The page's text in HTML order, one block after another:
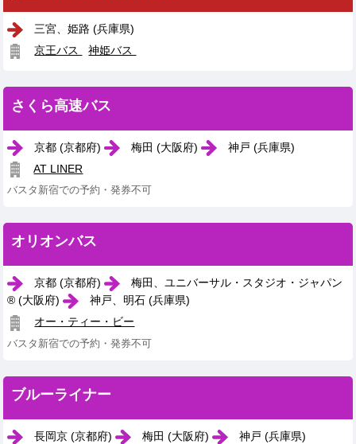
三宮、姫路 (兵庫県)
京王バス
神姫バス
さくら高速バス
京都 (京都府) 梅田 (大阪府)
神戸 (兵庫県)
AT LINER
バスタ新宿での予約・発券不可
オリオンバス
京都 (京都府)
梅田、ユニバーサル・スタジオ・ジャパン
® (大阪府)
神戸、明石 (兵庫県)
オー・ティー・ビー
バスタ新宿での予約・発券不可
ブルーライナー
長岡京 (京都府) 梅田 (大阪府)
神戸 (兵庫県)